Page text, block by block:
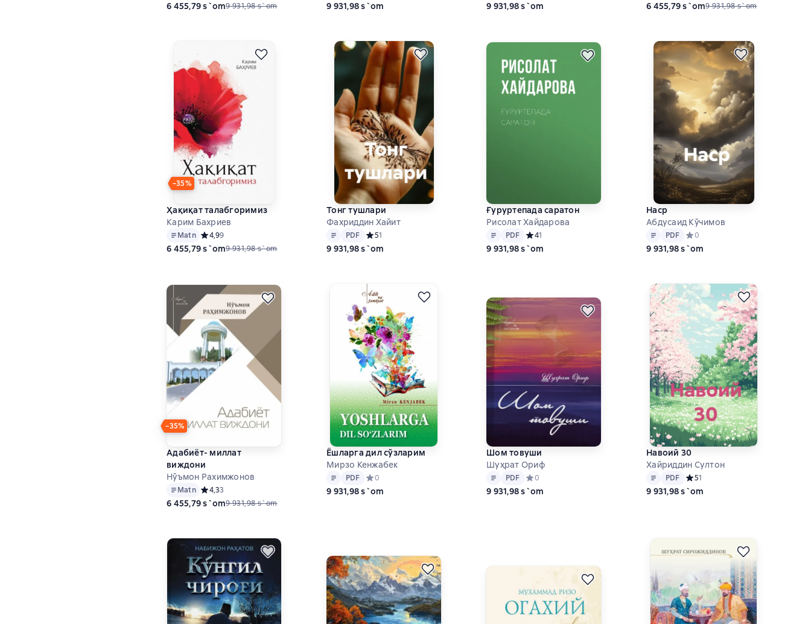
6 455,79 s`om9 931,98 s`om 9 931,98 s`om 9 931,98 s`om 6 455,79 s`om9 931,98 s`om
−35%
Ҳақиқат талабгоримиз
Карим Бахриев
Matn Средний рейтинг 4,9 на основе 9 оценок
4,99
6 455,79 s`om9 931,98 s`om
Тонг тушлари
Фахриддин Хайит
Matn PDF
PDF Средний рейтинг 5 на основе 1 оценок
51
9 931,98 s`om
Ғуруртепада саратон
Рисолат Хайдарова
Matn PDF
PDF Средний рейтинг 4 на основе 1 оценок
41
9 931,98 s`om
Наср
Абдусаид Кўчимов
Matn PDF
PDF Средний рейтинг 0 на основе 0
0
9 931,98 s`om
−35%
Адабиёт- миллат
виждони
Нўъмон Рахимжонов
Matn Средний рейтинг 4,3 на основе 3 оценок
4,33
6 455,79 s`om9 931,98 s`om
Ёшларга дил сўзларим
Мирзо Кенжабек
Matn PDF
PDF Средний рейтинг 0 на основе 0 оценок
0
9 931,98 s`om
Шом товуши
Шуҳрат Ориф
Matn PDF
PDF Средний рейтинг 0 на основе 0 оценок
0
9 931,98 s`om
Навоий 30
Хайриддин Султон
Matn PDF
PDF Средний рейтинг 5 на основе 1
51
9 931,98 s`om